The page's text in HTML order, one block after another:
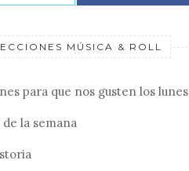
MÚSICA & ROLL
para que nos gusten los lunes
de la semana